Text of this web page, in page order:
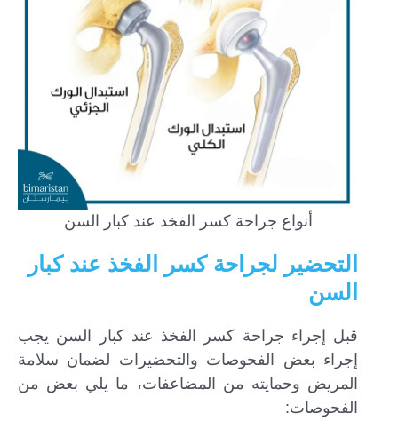
أنواع جراحة كسر الفخذ عند كبار السن
التحضير لجراحة كسر الفخذ عند كبار
السن
قبل إجراء جراحة كسر الفخذ عند كبار السن يجب
إجراء بعض الفحوصات والتحضيرات لضمان سلامة
المريض وحمايته من المضاعفات، ما يلي بعض من
الفحوصات: